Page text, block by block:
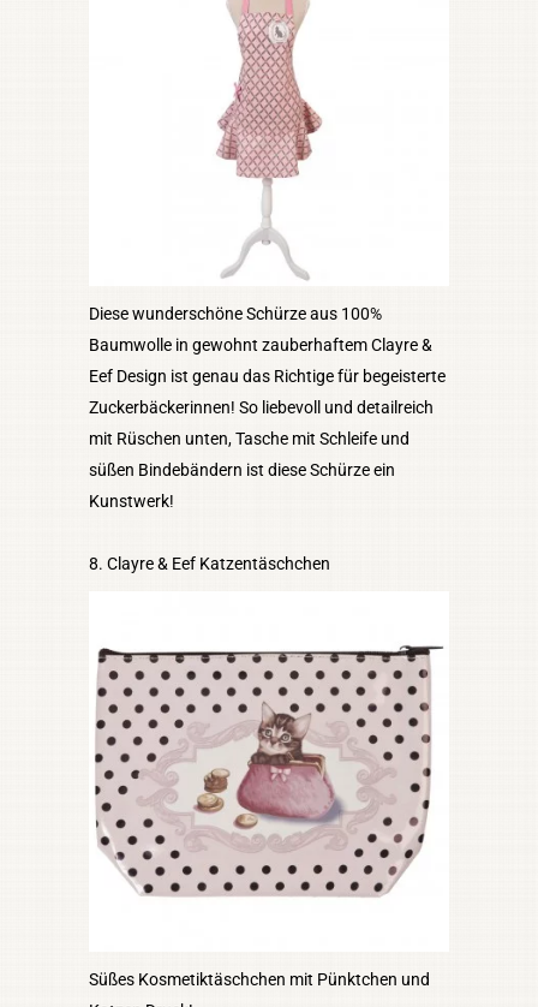
Diese wunderschöne Schürze aus 100%
Baumwolle in gewohnt zauberhaftem Clayre &
Eef Design ist genau das Richtige für begeisterte
Zuckerbäckerinnen! So liebevoll und detailreich
mit Rüschen unten, Tasche mit Schleife und
süßen Bindebändern ist diese Schürze ein
Kunstwerk!
8. Clayre & Eef Katzentäschchen
Süßes Kosmetiktäschchen mit Pünktchen und